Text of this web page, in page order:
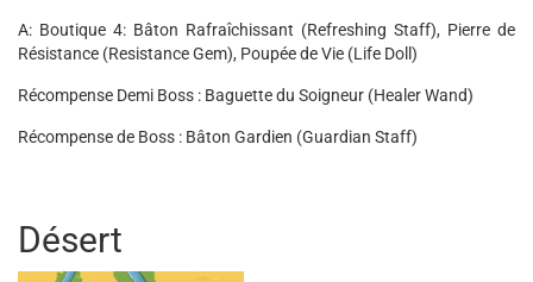
A: Boutique 4: Bâton Rafraîchissant (Refreshing Staff), Pierre de
Résistance (Resistance Gem), Poupée de Vie (Life Doll)
Récompense Demi Boss : Baguette du Soigneur (Healer Wand)
Récompense de Boss : Bâton Gardien (Guardian Staff)
Désert